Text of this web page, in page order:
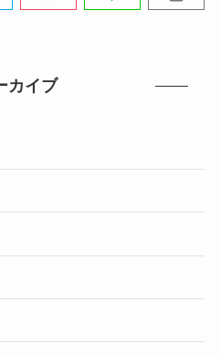
カイブ